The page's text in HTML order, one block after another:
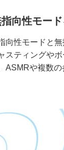
向性モー
向性モードと
スティングや
ASMRや複数